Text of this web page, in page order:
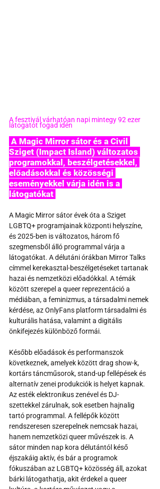
A fesztivál várhatóan napi mintegy 92 ezer
látogatót fogad idén
Sziget (Impact Island) változatos
programokkal, beszélgetésekkel,
előadásokkal és közösségi
eseményekkel várja idén is a
látogatókat
A Magic Mirror sátor évek óta a Sziget
LGBTQ+ programjainak központi helyszíne,
és 2025-ben is változatos, három fő
szegmensből álló programmal várja a
látogatókat. A délutáni órákban Mirror Talks
címmel kerekasztal-beszélgetéseket tartanak
hazai és nemzetközi előadókkal. A témák
között szerepel a queer reprezentáció a
médiában, a feminizmus, a társadalmi nemek
kérdése, az OnlyFans platform társadalmi és
kulturális hatása, valamint a digitális
önkifejezés különböző formái.
Később előadások és performanszok
következnek, amelyek között drag show-k,
kortárs táncműsorok, stand-up fellépések és
alternatív zenei produkciók is helyet kapnak.
Az esték elektronikus zenével és DJ-
szettekkel zárulnak, sok esetben hajnalig
tartó programmal. A fellépők között
rendszeresen szerepelnek nemcsak hazai,
hanem nemzetközi queer művészek is. A
sátor minden nap kora délutántól késő
éjszakáig aktív, és bár a programok
fókuszában az LGBTQ+ közösség áll, azokat
bárki látogathatja, akit érdekel a queer